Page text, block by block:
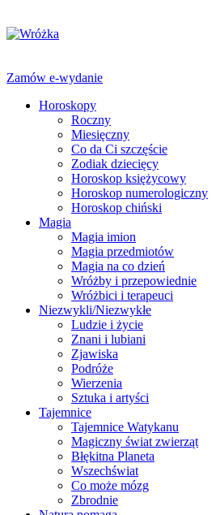
Zamów e-wydanie
Horoskopy
Roczny
Miesięczny
Co da Ci szczęście
Zodiak dziecięcy
Horoskop księżycowy
Horoskop numerologiczny
Horoskop chiński
Magia
Magia imion
Magia przedmiotów
Magia na co dzień
Wróżby i przepowiednie
Wróżbici i terapeuci
Niezwykli/Niezwykłe
Ludzie i życie
Znani i lubiani
Zjawiska
Podróże
Wierzenia
Sztuka i artyści
Tajemnice
Tajemnice Watykanu
Magiczny świat zwierząt
Błękitna Planeta
Wszechświat
Co może mózg
Zbrodnie